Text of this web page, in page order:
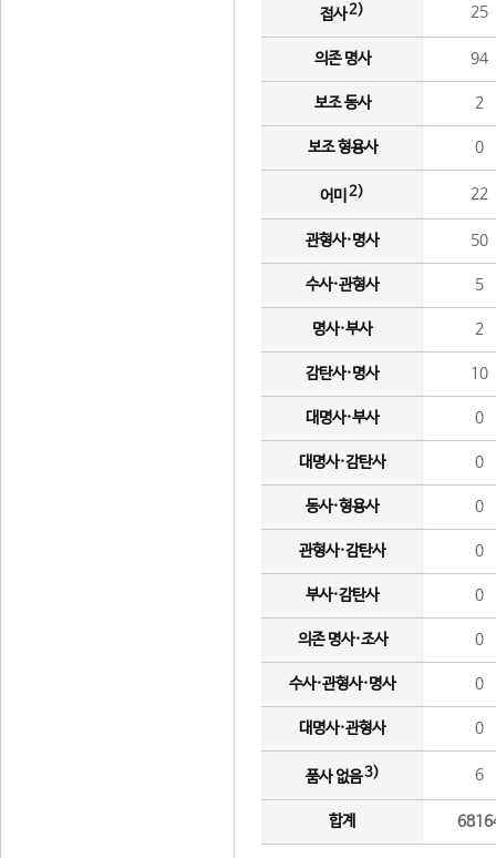
접사2) 25
의존 명사 94
보조 동사 2
보조 형용사 0
어미 2) 22
관형사·명사 50
수사·관형사 5
명사·부사 2
감탄사·명사 10
대명사·부사 0
대명사·감탄사 0
동사·형용사 0
관형사·감탄사 0
부사·감탄사 0
의존 명사·조사 0
수사·관형사·명사 0
대명사·관형사 0
품사 없음3) 6
합계